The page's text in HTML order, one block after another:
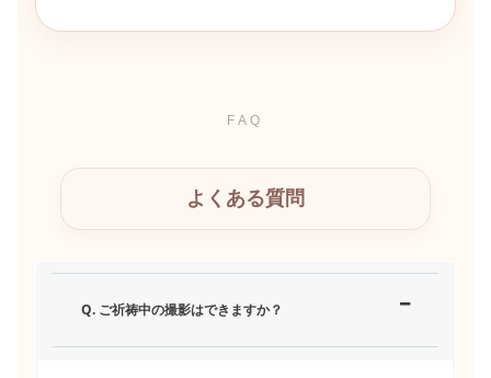
FAQ
よくある質問
Q. ご祈祷中の撮影はできますか？